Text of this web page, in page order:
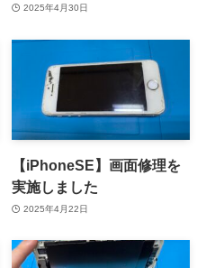
2025年4月30日
【iPhoneSE】画面修理を
実施しました
2025年4月22日